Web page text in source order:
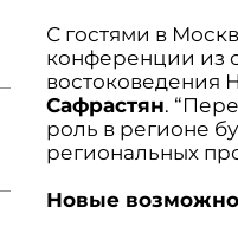
С гостями в
конференции из
востоковедения
Сафрастян.
роль в регионе
региональных
Новые